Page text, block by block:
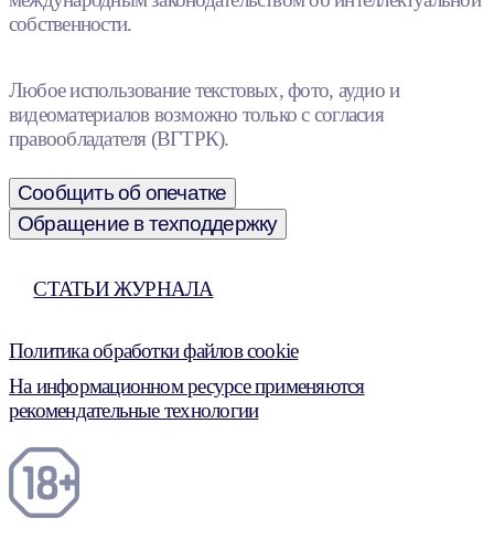
собственности.
Любое использование текстовых, фото, аудио и
видеоматериалов возможно только с согласия
правообладателя (ВГТРК).
Сообщить об опечатке
Обращение в техподдержку
СТАТЬИ ЖУРНАЛА
Политика обработки файлов cookie
На информационном ресурсе применяются
рекомендательные технологии